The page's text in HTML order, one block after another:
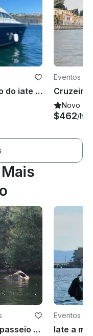
Cruzeiro de 4 horas a bordo do iate a motor VZ 65 em Porto, Portugal
Eventos
Novo
$462/
Explore o Porto com nosso passeio de stand up paddleboard
Eventos
Iate a